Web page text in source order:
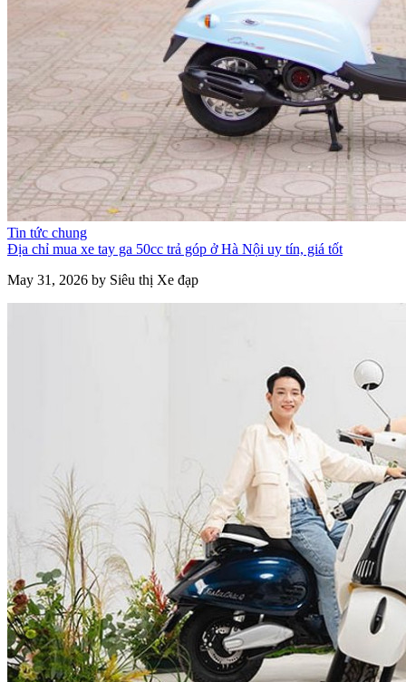
Tin tức chung
Địa chỉ mua xe tay ga 50cc trả góp ở Hà Nội uy tín, giá tốt
May 31, 2026 by Siêu thị Xe đạp